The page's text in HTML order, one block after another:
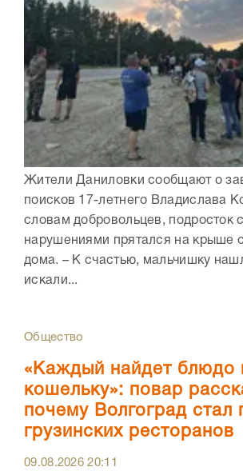
Жители Даниловки сообщают о
поисков 17-летнего Владислава
словам добровольцев, подросток
нарушениями прятался на крыше
дома. – К счастью, мальчишку
искали...
Общество
«Каждый найдет блюдо
кошельку»: повар
почему Волгоград стал
грузинских ресторанов
09.08.202620:11